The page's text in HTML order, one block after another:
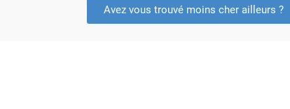
Avez vous trouvé moins cher ailleurs ?